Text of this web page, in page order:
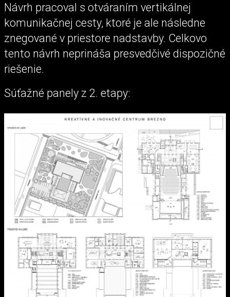
Návrh pracoval s otváraním vertikálnej
komunikačnej cesty, ktoré je ale následne
znegované v priestore nadstavby. Celkovo
tento návrh neprináša presvedčivé dispozičné
riešenie.
Súťažné panely z 2. etapy: